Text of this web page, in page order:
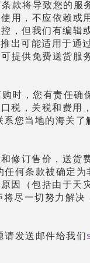
条款将导致您的服
用，不应 依赖或
控，但我们 有编辑
推出可能适用于通
可提供免费送货 服
时，您有责任确
税，关税和费
您当地的海关了
修订售价，送货
任何条款被确定 为
因（包括由于天
将尽一切努力解
请发送 邮件给我们